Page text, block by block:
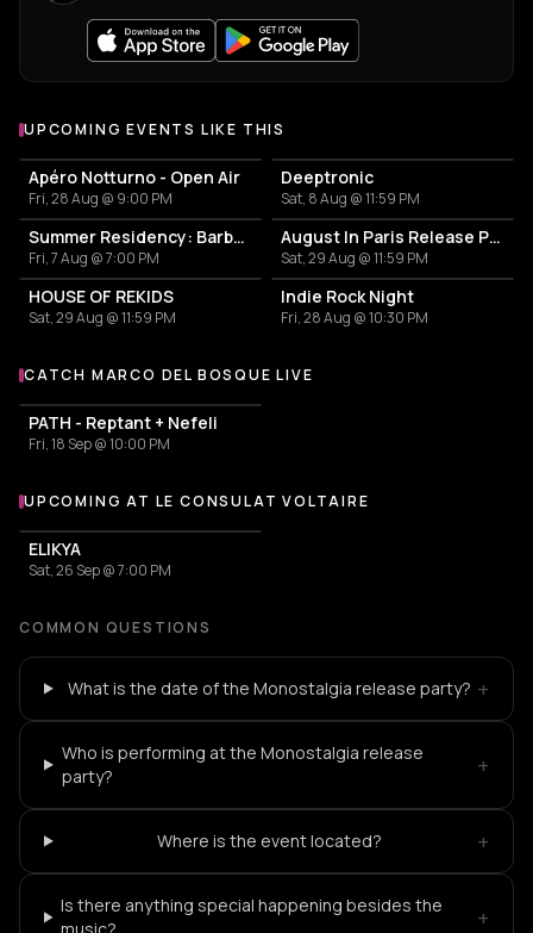
UPCOMING EVENTS LIKE THIS
Apéro Notturno - Open Air
Fri, 28 Aug @ 9:00 PM
Deeptronic
Sat, 8 Aug @ 11:59 PM
Summer Residency: Barbanegra X Avra (Djs & Live Gnawa)
Fri, 7 Aug @ 7:00 PM
August In Paris Release Party
Sat, 29 Aug @ 11:59 PM
HOUSE OF REKIDS
Sat, 29 Aug @ 11:59 PM
Indie Rock Night
Fri, 28 Aug @ 10:30 PM
More events with Marco del Bosque
CATCH MARCO DEL BOSQUE LIVE
PATH - Reptant + Nefeli
Fri, 18 Sep @ 10:00 PM
More events at Le Consulat Voltaire
UPCOMING AT LE CONSULAT VOLTAIRE
ELIKYA
Sat, 26 Sep @ 7:00 PM
COMMON QUESTIONS
What is the date of the Monostalgia release party? +
Who is performing at the Monostalgia release
party?
+
Where is the event located? +
Is there anything special happening besides the
+